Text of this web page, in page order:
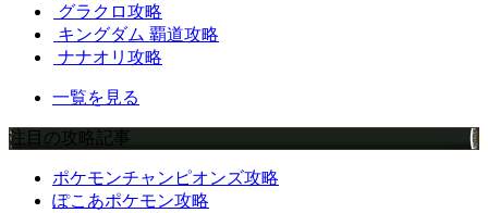
グラクロ攻略
キングダム 覇道攻略
ナナオリ攻略
一覧を見る
注目の攻略記事
ポケモンチャンピオンズ攻略
ぽこあポケモン攻略